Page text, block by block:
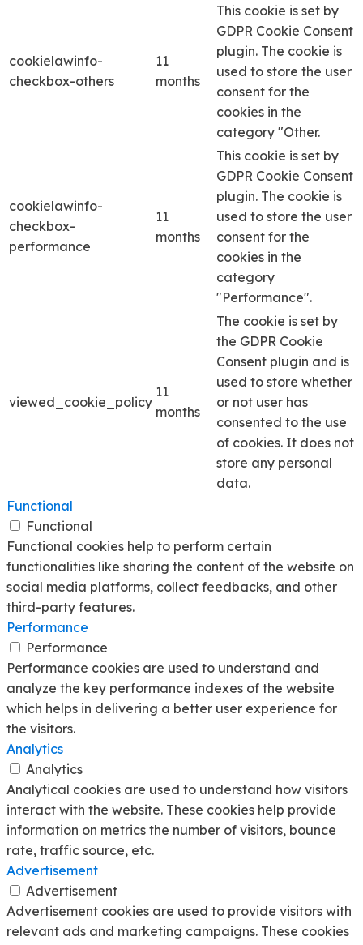
cookielawinfo-
checkbox-others
11
months
This cookie is set by
GDPR Cookie Consent
plugin. The cookie is
used to store the user
consent for the
cookies in the
category "Other.
cookielawinfo-
checkbox-
performance
11
months
This cookie is set by
GDPR Cookie Consent
plugin. The cookie is
used to store the user
consent for the
cookies in the
category
"Performance".
viewed_cookie_policy
11
months
The cookie is set by
the GDPR Cookie
Consent plugin and is
used to store whether
or not user has
consented to the use
of cookies. It does not
store any personal
data.
Functional
Functional
Functional cookies help to perform certain
functionalities like sharing the content of the website on
social media platforms, collect feedbacks, and other
third-party features.
Performance
Performance
Performance cookies are used to understand and
analyze the key performance indexes of the website
which helps in delivering a better user experience for
the visitors.
Analytics
Analytics
Analytical cookies are used to understand how visitors
interact with the website. These cookies help provide
information on metrics the number of visitors, bounce
rate, traffic source, etc.
Advertisement
Advertisement
Advertisement cookies are used to provide visitors with
relevant ads and marketing campaigns. These cookies